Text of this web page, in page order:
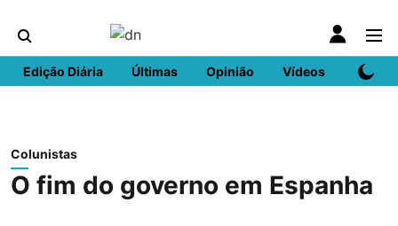
Edição Diária Últimas Opinião Vídeos DN
Colunistas
O fim do governo em Espanha